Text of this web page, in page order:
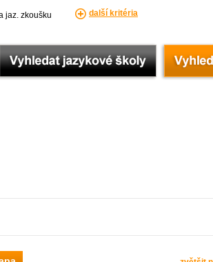
jaz. zkoušku další kritéria